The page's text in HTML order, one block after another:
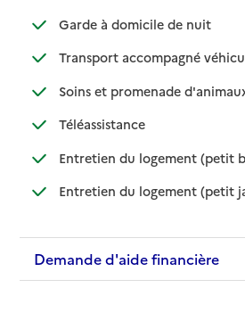
Garde à domicile de nuit
:
: non
Transport accompagné ::
Soins et promenade
Téléassistance: disponible
: non disponible
Entretien du logement (petit
Entretien du logement (petit
Demande d'aide financière